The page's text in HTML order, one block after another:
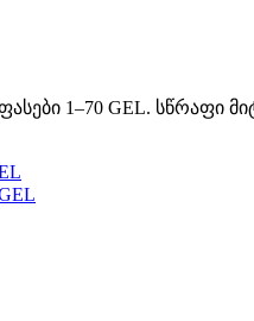
1–70 GEL. სწრაფი